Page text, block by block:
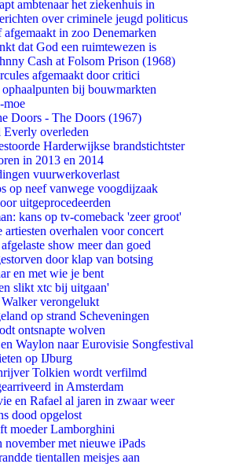
ambtenaar het ziekenhuis in
over criminele jeugd politicus
afgemaakt in zoo Denemarken
dat God een ruimtewezen is
Cash at Folsom Prison (1968)
afgemaakt door critici
bij bouwmarkten
moe
Doors - The Doors (1967)
overleden
Harderwijkse brandstichtster
in 2013 en 2014
vuurwerkoverlast
op neef vanwege voogdijzaak
uitgeprocedeerden
kans op tv-comeback 'zeer groot'
overhalen voor concert
show meer dan goed
door klap van botsing
en met wie je bent
slikt xtc bij uitgaan'
verongelukt
op strand Scheveningen
ontsnapte wolven
Waylon naar Eurovisie Songfestival
op IJburg
Tolkien wordt verfilmd
in Amsterdam
en Rafael al jaren in zwaar weer
dood opgelost
moeder Lamborghini
met nieuwe iPads
tientallen meisjes aan